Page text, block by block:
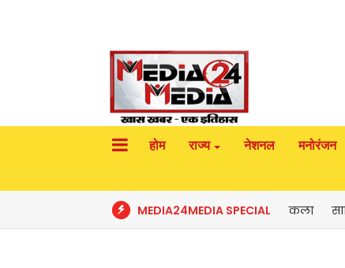
होम राज्य नेशनल मनोरंजन
MEDIA24MEDIA SPECIAL कला